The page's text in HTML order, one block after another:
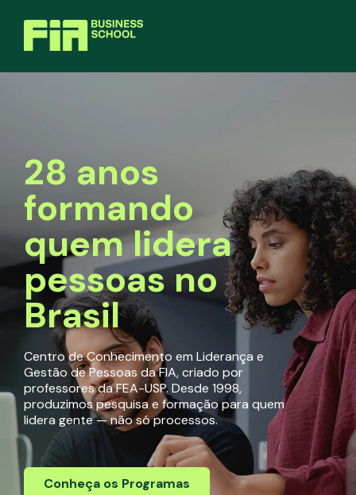
28 anos
formando
quem lidera
pessoas no
Brasil
Centro de Conhecimento em Liderança e
Gestão de Pessoas da FIA, criado por
professores da FEA-USP. Desde 1998,
produzimos pesquisa e formação para quem
lidera gente — não só processos.
Conheça os Programas